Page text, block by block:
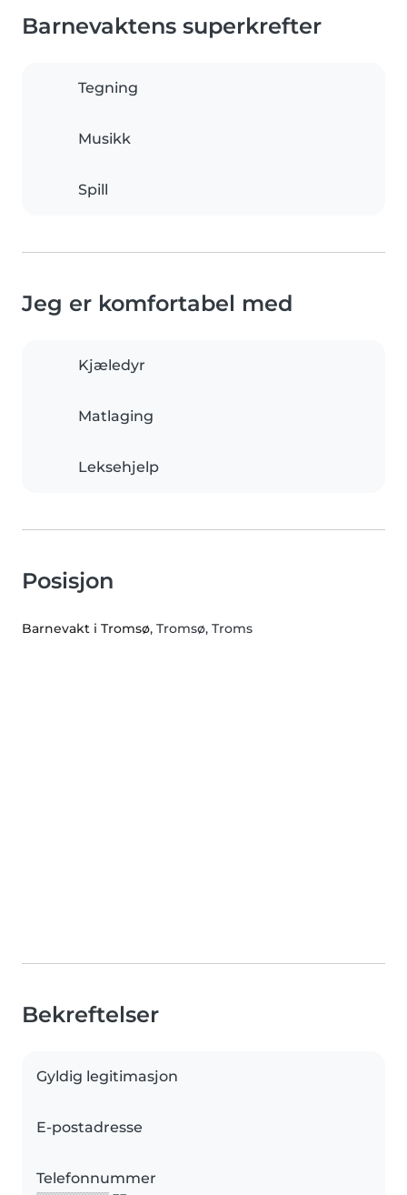
Barnevaktens superkrefter
Tegning
Musikk
Spill
Jeg er komfortabel med
Kjæledyr
Matlaging
Leksehjelp
Posisjon
Barnevakt i Tromsø, Tromsø, Troms
Bekreftelser
Gyldig legitimasjon
E-postadresse
Telefonnummer